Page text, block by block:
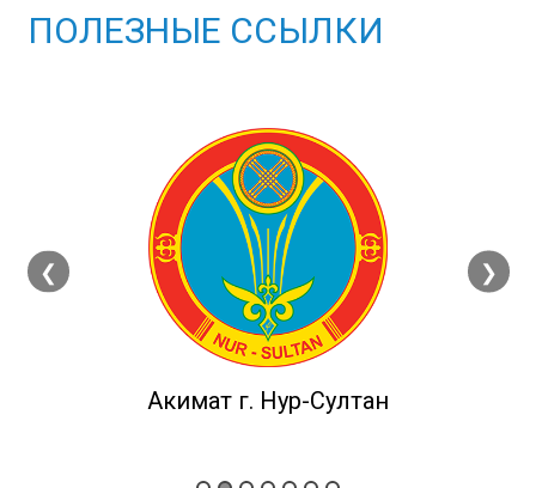
ПОЛЕЗНЫЕ ССЫЛКИ
❮
Акимат г. Нур-Султан
❯